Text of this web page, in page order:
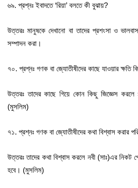
৬৯. প্রশ্নঃ ইবাদতে ‘রিয়া’ বলতে কী বুঝায়?
উত্তরঃ মানুষকে দেখানো বা তাদের প্রশংসা ও
সম্পাদন করা।
৭০. প্রশ্নঃ গণক বা জ্যোতীষীদের কাছে যাওয়ার ক্ষতি
উত্তরঃ তাদের কাছে গিয়ে কোন কিছু জিজ্ঞেস করলে
(মুসলিম)
৭১. প্রশ্নঃ গণক বা জ্যোতীষীদের কথা বিশ্বাস করার
উত্তরঃ তাদের কথা বিশ্বাস করলে নবী (সাঃ)এর নিকট
হবে। (মুসলিম)